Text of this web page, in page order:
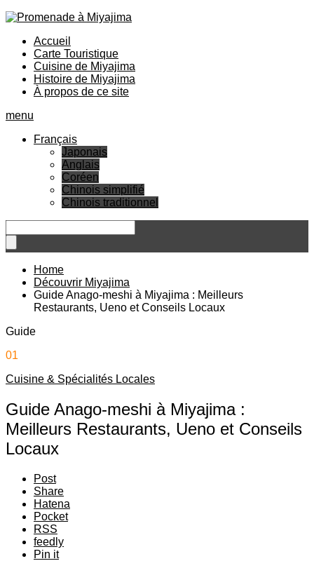
Accueil
Carte Touristique
Cuisine de Miyajima
Histoire de Miyajima
À propos de ce site
menu
Français
Japonais
Anglais
Coréen
Chinois simplifié
Chinois traditionnel
Home
Découvrir Miyajima
Guide Anago-meshi à Miyajima : Meilleurs
Restaurants, Ueno et Conseils Locaux
Guide
01
Cuisine & Spécialités Locales
Guide Anago-meshi à Miyajima :
Meilleurs Restaurants, Ueno et Conseils
Locaux
Post
Share
Hatena
Pocket
RSS
feedly
Pin it